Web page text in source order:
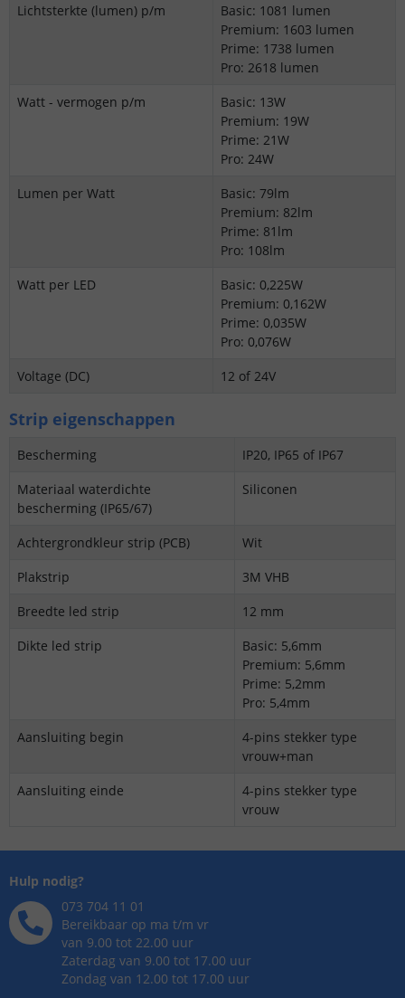
Lichtsterkte (lumen) p/m
Basic: 1081 lumen
Premium: 1603 lumen
Prime: 1738 lumen
Pro: 2618 lumen
Watt - vermogen p/m
Basic: 13W
Premium: 19W
Prime: 21W
Pro: 24W
Lumen per Watt
Basic: 79lm
Premium: 82lm
Prime: 81lm
Pro: 108lm
Watt per LED
Basic: 0,225W
Premium: 0,162W
Prime: 0,035W
Pro: 0,076W
Voltage (DC)
12 of 24V
Strip eigenschappen
Bescherming
IP20, IP65 of IP67
Materiaal waterdichte
bescherming (IP65/67)
Siliconen
Achtergrondkleur strip (PCB)
Wit
Plakstrip
3M VHB
Breedte led strip
12 mm
Dikte led strip
Basic: 5,6mm
Premium: 5,6mm
Prime: 5,2mm
Pro: 5,4mm
Aansluiting begin
4-pins stekker type
vrouw+man
Aansluiting einde
4-pins stekker type
vrouw
Hulp nodig?
073 704 11 01
Bereikbaar op ma t/m vr
van 9.00 tot 22.00 uur
Zaterdag van 9.00 tot 17.00 uur
Zondag van 12.00 tot 17.00 uur